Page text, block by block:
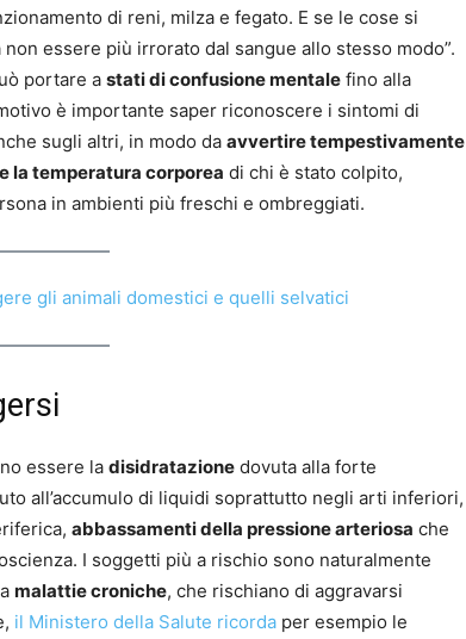
di reni, milza e fegato. E se le cose si
non essere più irrorato dal sangue allo stesso modo”.
portare a stati di confusione mentale fino alla
è importante saper riconoscere i sintomi di
sugli altri, in modo da avvertire tempestivamente
la temperatura corporea di chi è stato colpito,
in ambienti più freschi e ombreggiati.
gli animali domestici e quelli selvatici
essere la disidratazione dovuta alla forte
all’accumulo di liquidi soprattutto negli arti inferiori,
abbassamenti della pressione arteriosa che
I soggetti più a rischio sono naturalmente
malattie croniche, che rischiano di aggravarsi
il Ministero della Salute ricorda per esempio le